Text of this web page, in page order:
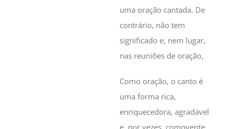
uma oração cantada. De
contrário, não tem
significado e, nem lugar,
nas reuniões de oração,
Como oração, o canto é
uma forma rica,
enriquecedora, agradável
e, por vezes, comovente.